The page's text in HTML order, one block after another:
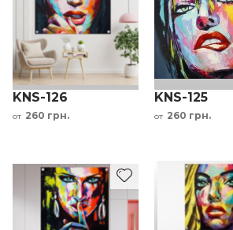
KNS-126
от 260 грн.
KNS-125
от 260 грн.